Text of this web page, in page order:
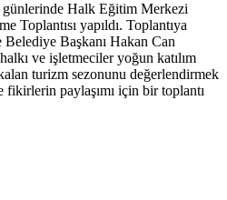
günlerinde Halk Eğitim Merkezi
Toplantısı yapıldı. Toplantıya
Başkanı Hakan Can
ve işletmeciler yoğun katılım
turizm sezonunu değerlendirmek
fikirlerin paylaşımı için bir toplantı